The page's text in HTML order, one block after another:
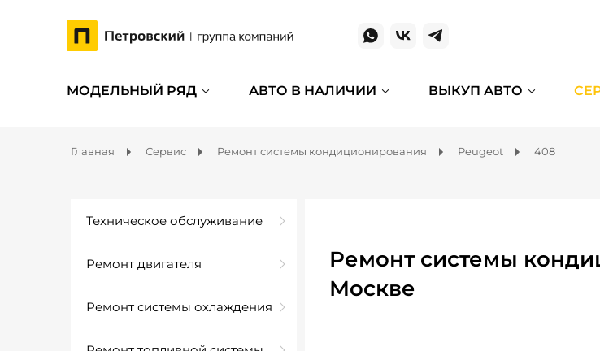
МОДЕЛЬНЫЙ РЯД АВТО В НАЛИЧИИ ВЫКУП АВТО
Главная Сервис Ремонт системы кондиционирования Peugeot 408
Техническое обслуживание
Ремонт двигателя
Ремонт системы охлаждения
Ремонт системы
Москве